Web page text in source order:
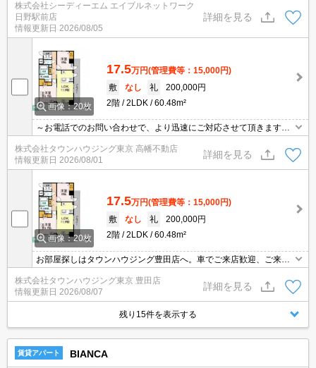
株式会社シーディーエム エイブルネットワーク
日野駅前店
情報更新日 2026/08/05
詳細を見る
画像：20枚
17.5万円(管理費等：15,000円)
敷
なし 礼
200,000円
2階
2LDK 60.48m²
～お電話でのお問い合わせで、より迅速にご対応させて頂きます～
地域密着タウンハウジングまで～
株式会社タウンハウジング東京 高幡不動店
情報更新日 2026/08/01
詳細を見る
画像：20枚
17.5万円(管理費等：15,000円)
敷
なし 礼
200,000円
2階
2LDK 60.48m²
お部屋探しはタウンハウジング豊田店へ。車でご来店歓迎、ご来店
用お客様駐車場あり！
株式会社タウンハウジング東京 豊田店
情報更新日 2026/08/07
詳細を見る
残り15件を表示する
賃貸アパート BIANCA